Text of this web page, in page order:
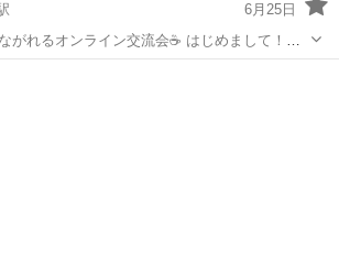
6月25日
ンライン交流会☕ はじめまして！４
仕事を頑張る女性たち